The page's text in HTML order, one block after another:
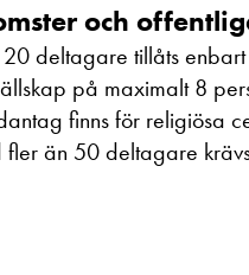
och
deltagare tillåts
på maximalt 8
finns för religiösa
än 50 deltagare